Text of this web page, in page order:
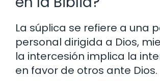
La súplica se refiere a una
personal dirigida a Dios,
la intercesión implica la
en favor de otros ante Dios.